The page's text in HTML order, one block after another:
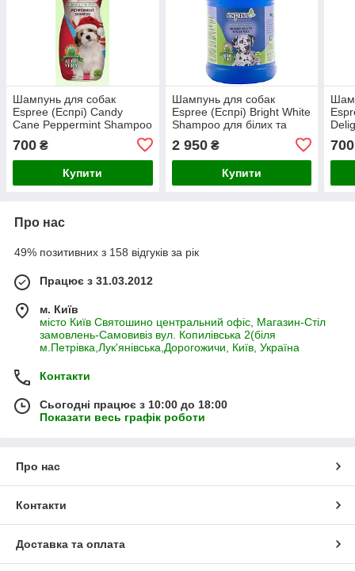
Шампунь для собак
Espree (Еспрі) Candy
Cane Peppermint Shampoo
цукерок, 355 мл
700 ₴
Купити
Шампунь для собак
Espree (Еспрі) Bright White
Shampoo для білих та
світлих забарвлень (3,79
л)
2 950₴
Купити
700
Про нас
49% позитивних з 158 відгуків за рік
Працює з 31.03.2012
м. Київ
місто Київ Святошино центральний офіс, Магазин-Стіл
замовлень-Самовивіз вул. Копилівська 2(біля
м.Петрівка,Лук'янівська,Дорогожичи, Київ, Україна
Контакти
Сьогодні працює з 10:00 до 18:00
Показати весь графік роботи
Про нас
Контакти
Доставка та оплата